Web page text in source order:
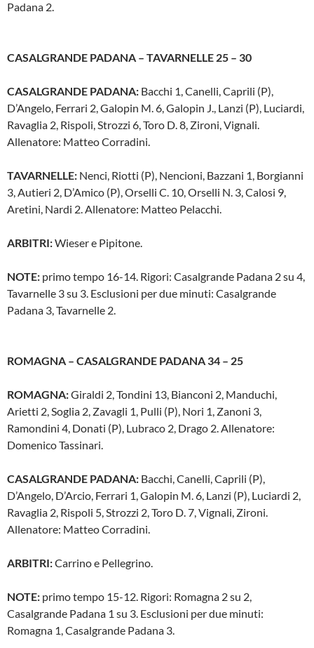
Padana 2.
CASALGRANDE PADANA – TAVARNELLE 25 – 30
CASALGRANDE PADANA: Bacchi 1, Canelli, Caprili (P),
D’Angelo, Ferrari 2, Galopin M. 6, Galopin J., Lanzi (P), Luciardi,
Ravaglia 2, Rispoli, Strozzi 6, Toro D. 8, Zironi, Vignali.
Allenatore: Matteo Corradini.
TAVARNELLE: Nenci, Riotti (P), Nencioni, Bazzani 1, Borgianni
3, Autieri 2, D’Amico (P), Orselli C. 10, Orselli N. 3, Calosi 9,
Aretini, Nardi 2. Allenatore: Matteo Pelacchi.
ARBITRI:Wieser e Pipitone.
NOTE: primo tempo 16-14. Rigori: Casalgrande Padana 2 su 4,
Tavarnelle 3 su 3. Esclusioni per due minuti: Casalgrande
Padana 3, Tavarnelle 2.
ROMAGNA – CASALGRANDE PADANA 34 – 25
ROMAGNA:Giraldi 2, Tondini 13, Bianconi 2, Manduchi,
Arietti 2, Soglia 2, Zavagli 1, Pulli (P), Nori 1, Zanoni 3,
Ramondini 4, Donati (P), Lubraco 2, Drago 2. Allenatore:
Domenico Tassinari.
CASALGRANDE PADANA: Bacchi, Canelli, Caprili (P),
D’Angelo, D’Arcio, Ferrari 1, Galopin M. 6, Lanzi (P), Luciardi 2,
Ravaglia 2, Rispoli 5, Strozzi 2, Toro D. 7, Vignali, Zironi.
Allenatore: Matteo Corradini.
ARBITRI:Carrino e Pellegrino.
NOTE: primo tempo 15-12. Rigori: Romagna 2 su 2,
Casalgrande Padana 1 su 3. Esclusioni per due minuti:
Romagna 1, Casalgrande Padana 3.